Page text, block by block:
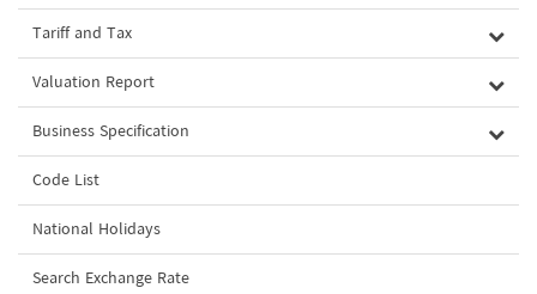
Tariff and Tax
Valuation Report
Business Specification
Code List
National Holidays
Search Exchange Rate